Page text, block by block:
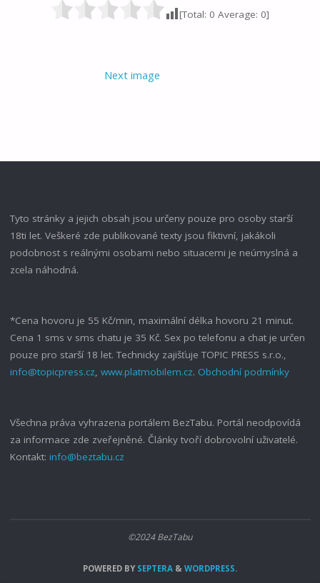
[Total: 0 Average: 0]
Next image
Tyto stránky a jejich obsah jsou určeny pouze pro osoby starší
18ti let. Veškeré zde publikované texty jsou fiktivní, jakákoli
podobnost s reálnými osobami nebo situacemi je neúmyslná a
zcela náhodná.
*Cena hovoru je 55 Kč/min, maximální délka hovoru 21 minut.
Cena 1 sms v sms chatu je 35 Kč. Sex po telefonu a chat je určen
pouze pro starší 18 let. Technicky zajišťuje TOPIC PRESS s.r.o.,
info@topicpress.cz, www.platmobilem.cz. Obchodní podmínky
Všechna práva vyhrazena portálem BezTabu. Portál neodpovídá
za informace zde zveřejněné. Články tvoří dobrovolní uživatelé.
Kontakt: info@beztabu.cz
©2024 BezTabu
POWERED BYSEPTERA & WORDPRESS.